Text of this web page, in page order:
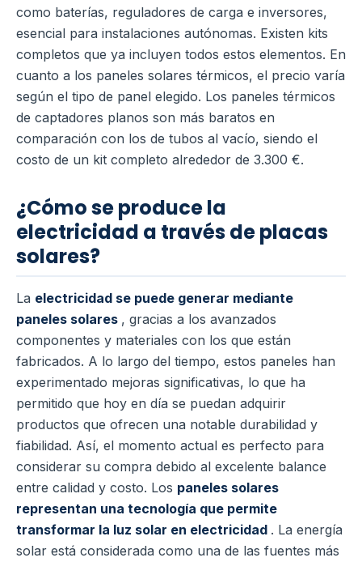
como baterías, reguladores de carga e inversores,
esencial para instalaciones autónomas. Existen kits
completos que ya incluyen todos estos elementos. En
cuanto a los paneles solares térmicos, el precio varía
según el tipo de panel elegido. Los paneles térmicos
de captadores planos son más baratos en
comparación con los de tubos al vacío, siendo el
costo de un kit completo alrededor de 3.300 €.
¿Cómo se produce la
electricidad a través de placas
solares?
La electricidad se puede generar mediante
paneles solares , gracias a los avanzados
componentes y materiales con los que están
fabricados. A lo largo del tiempo, estos paneles han
experimentado mejoras significativas, lo que ha
permitido que hoy en día se puedan adquirir
productos que ofrecen una notable durabilidad y
fiabilidad. Así, el momento actual es perfecto para
considerar su compra debido al excelente balance
entre calidad y costo. Los paneles solares
representan una tecnología que permite
transformar la luz solar en electricidad . La energía
solar está considerada como una de las fuentes más